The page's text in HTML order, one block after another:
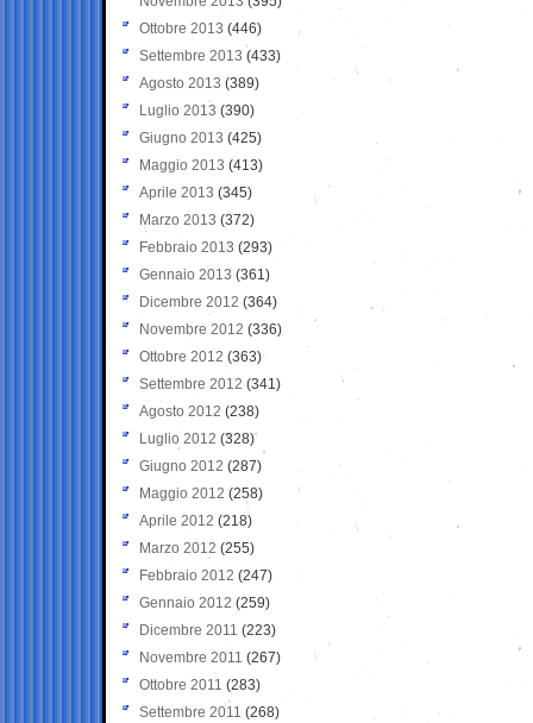
Ottobre 2013 (446)
Settembre 2013 (433)
Agosto 2013 (389)
Luglio 2013 (390)
Giugno 2013 (425)
Maggio 2013 (413)
Aprile 2013 (345)
Marzo 2013 (372)
Febbraio 2013 (293)
Gennaio 2013 (361)
Dicembre 2012 (364)
Novembre 2012 (336)
Ottobre 2012 (363)
Settembre 2012 (341)
Agosto 2012 (238)
Luglio 2012 (328)
Giugno 2012 (287)
Maggio 2012 (258)
Aprile 2012 (218)
Marzo 2012 (255)
Febbraio 2012 (247)
Gennaio 2012 (259)
Dicembre 2011 (223)
Novembre 2011 (267)
Ottobre 2011 (283)
Settembre 2011 (268)